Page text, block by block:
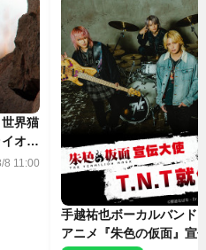
世界猫
オン
8 11:00
手越祐也ボーカルバンド
アニメ『朱色の仮面』宣